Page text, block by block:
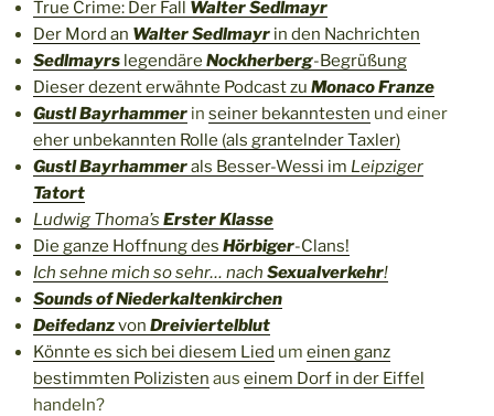
True Crime: Der Fall Walter Sedlmayr
Der Mord an Walter Sedlmayr in den Nachrichten
Sedlmayrs legendäre Nockherberg-Begrüßung
Dieser dezent erwähnte Podcast zu Monaco Franze
Gustl Bayrhammer in seiner bekanntesten und einer
eher unbekannten Rolle (als grantelnder Taxler)
Gustl Bayrhammerals Besser-Wessi im Leipziger
Tatort
Ludwig Thoma’s Erster Klasse
Die ganze Hoffnung des Hörbiger-Clans!
Ich sehne mich so sehr… nach Sexualverkehr!
Sounds of Niederkaltenkirchen
Deifedanzvon Dreiviertelblut
Könnte es sich bei diesem Lied um einen ganz
bestimmten Polizisten aus einem Dorf in der Eiffel
handeln?